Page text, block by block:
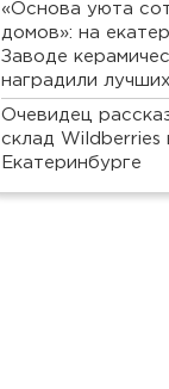
«Основа уюта
домов»: на
Заводе
наградили
Очевидец
склад Wildberries
Екатеринбурге